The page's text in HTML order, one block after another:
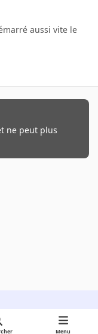
aussi vite le
ne peut plus
Menu